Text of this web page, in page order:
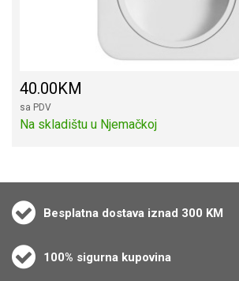
40.00KM
sa PDV
Na skladištu u Njemačkoj
Besplatna dostava iznad 300 KM
100% sigurna kupovina